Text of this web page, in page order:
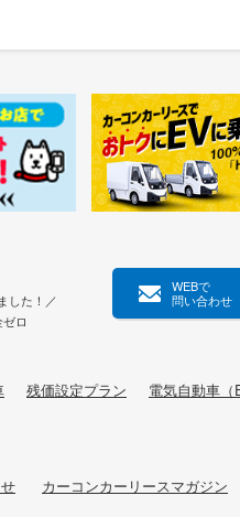
した！／
ロ
WEBで
問い合わせ
残価設定プラン 電気自動車（
カーコンカーリースマガジン